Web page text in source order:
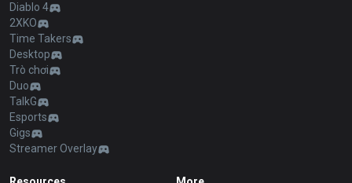
Diablo 4
2XKO
Time Takers
Desktop
Trò chơi
Duo
TalkG
Esports
Gigs
Streamer Overlay